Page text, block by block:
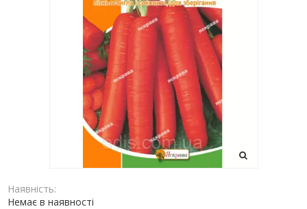
Наявність:
Немає в наявності